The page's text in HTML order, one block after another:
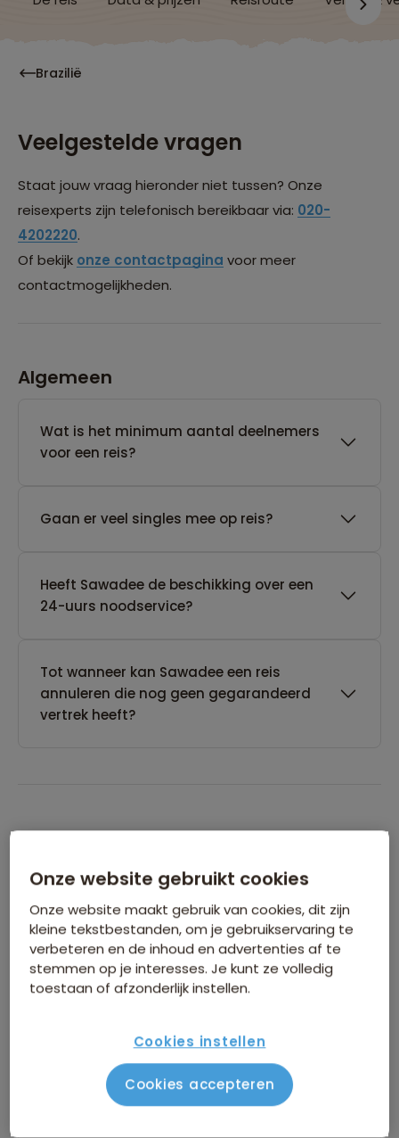
Brazilië
Veelgestelde vragen
Staat jouw vraag hieronder niet tussen? Onze
reisexperts zijn telefonisch bereikbaar via: 020-
4202220.
Of bekijk onze contactpagina voor meer
contactmogelijkheden.
Algemeen
Wat is het minimum aantal deelnemers
voor een reis?
Gaan er veel singles mee op reis?
Heeft Sawadee de beschikking over een
24-uurs noodservice?
Tot wanneer kan Sawadee een reis
annuleren die nog geen gegarandeerd
vertrek heeft?
Boeken van je reis
Wanneer kan ik het beste een reis
boeken?
Kan ik ook eerst een optie nemen op een
De reis van mijn keuze heeft nog geen
gegarandeerd vertrek. Wat nu?
Onze website gebruikt cookies
Onze website maakt gebruik van cookies, dit zijn
kleine tekstbestanden, om je gebruikservaring te
verbeteren en de inhoud en advertenties af te
stemmen op je interesses. Je kunt ze volledig
toestaan of afzonderlijk instellen.
Cookies instellen
Cookies accepteren